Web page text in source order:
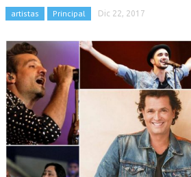
artistas Principal Dic 22, 2017